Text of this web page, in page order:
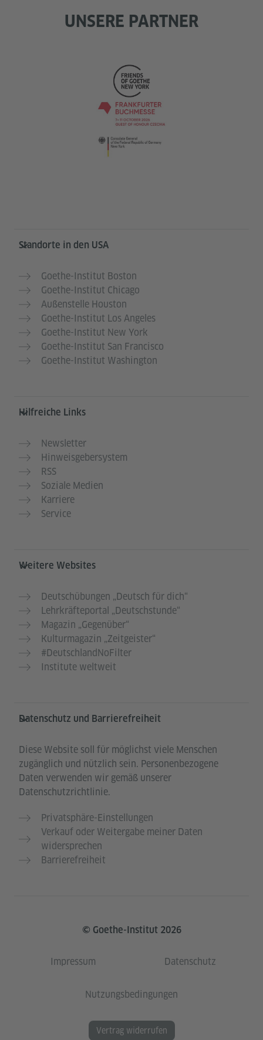
UNSERE PARTNER
Service- und Informationsbereich
Standorte in den USA
Goethe-Institut Boston
Goethe-Institut Chicago
Außenstelle Houston
Goethe-Institut Los Angeles
Goethe-Institut New York
Goethe-Institut San Francisco
Goethe-Institut Washington
Hilfreiche Links
Newsletter
Hinweisgebersystem
RSS
Soziale Medien
Karriere
Service
Weitere Websites
Deutschübungen „Deutsch für dich“
Lehrkräfteportal „Deutschstunde“
Magazin „Gegenüber“
Kulturmagazin „Zeitgeister“
#DeutschlandNoFilter
Institute weltweit
Datenschutz und Barrierefreiheit
Diese Website soll für möglichst viele Menschen
zugänglich und nützlich sein. Personenbezogene
Daten verwenden wir gemäß unserer
Datenschutzrichtlinie.
Privatsphäre-Einstellungen
Verkauf oder Weitergabe meiner Daten
widersprechen
Barrierefreiheit
© Goethe-Institut 2026
Impressum Datenschutz
Nutzungsbedingungen
Vertrag widerrufen